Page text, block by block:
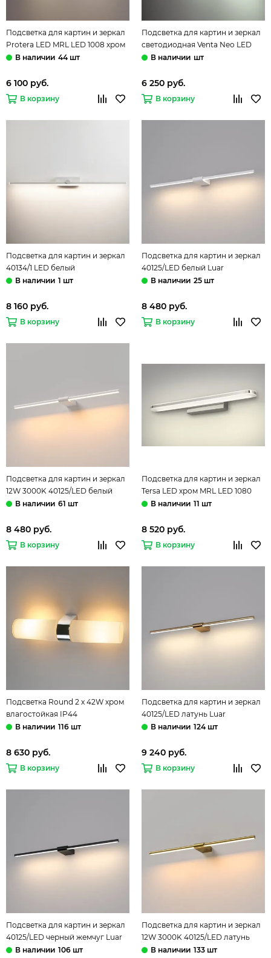
Подсветка для картин и зеркал
Protera LED MRL LED 1008 хром
Elektrostandard44 шт
6 100 руб.
В корзину
Подсветка для картин и зеркал
светодиодная Venta Neo LED
хром 12 Вт Elektrostandard
шт
6 250 руб.
В корзину
Подсветка для картин и зеркал
40134/1 LED белый
Elektrostandard1 шт
8 160 руб.
В корзину
Подсветка для картин и зеркал
40125/LED белый Luar
Elektrostandard25 шт
8 480 руб.
В корзину
Подсветка для картин и зеркал
12W 3000K 40125/LED белый
Luar Elektrostandard
61 шт
8 480 руб.
В корзину
Подсветка для картин и зеркал
Tersa LED хром MRL LED 1080
Elektrostandard11 шт
8 520 руб.
В корзину
Подсветка Round 2 х 42W хром
влагостойкая IP44
Elektrostandard116 шт
8 630 руб.
В корзину
Подсветка для картин и зеркал
40125/LED латунь Luar
Elektrostandard124 шт
9 240 руб.
В корзину
Подсветка для картин и зеркал
40125/LED черный жемчуг Luar
Elektrostandard106 шт
Подсветка для картин и зеркал
12W 3000K 40125/LED латунь
Luar Elektrostandard
133 шт